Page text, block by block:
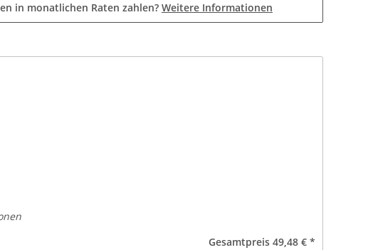
in monatlichen Raten zahlen? Weitere Informationen
Gesamtpreis 49,48 € *